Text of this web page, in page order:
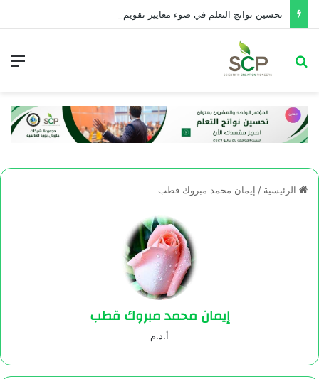
تحسین نواتج التعلم في ضوء معايير تقويم الأداء التربوي
الرئيسية / إيمان محمد مبروك قطب
إيمان محمد مبروك قطب
أ.د.م